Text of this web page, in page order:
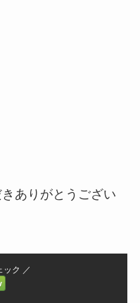
ありがとうござい
ック ／